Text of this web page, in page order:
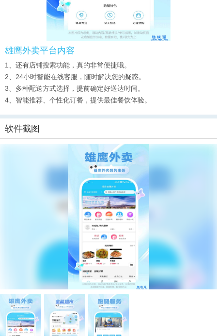
雄鹰外卖平台内容
1、还有店铺搜索功能，真的非常便捷哦。
2、24小时智能在线客服，随时解决您的疑惑。
3、多种配送方式选择，提前确定好送达时间。
4、智能推荐、个性化订餐，提供最佳餐饮体验。
软件截图